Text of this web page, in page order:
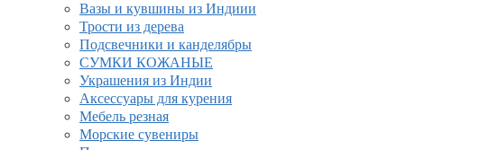
Вазы и кувшины из Индиии
Трости из дерева
Подсвечники и канделябры
СУМКИ КОЖАНЫЕ
Украшения из Индии
Аксессуары для курения
Мебель резная
Морские сувениры